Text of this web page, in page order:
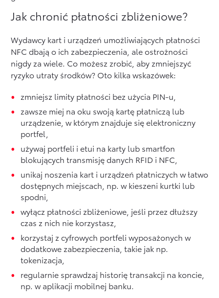
Jak chronić płatności zbliżeniowe?
Wydawcy kart i urządzeń umożliwiających płatności
NFC dbają o ich zabezpieczenia, ale ostrożności
nigdy za wiele. Co możesz zrobić, aby zmniejszyć
ryzyko utraty środków? Oto kilka wskazówek:
zmniejsz limity płatności bez użycia PIN-u,
zawsze miej na oku swoją kartę płatniczą lub
urządzenie, w którym znajduje się elektroniczny
portfel,
używaj portfeli i etui na karty lub smartfon
blokujących transmisję danych RFID i NFC,
unikaj noszenia kart i urządzeń płatniczych w łatwo
dostępnych miejscach, np. w kieszeni kurtki lub
spodni,
wyłącz płatności zbliżeniowe, jeśli przez dłuższy
czas z nich nie korzystasz,
korzystaj z cyfrowych portfeli wyposażonych w
dodatkowe zabezpieczenia, takie jak np.
tokenizacja,
regularnie sprawdzaj historię transakcji na koncie,
np. w aplikacji mobilnej banku.